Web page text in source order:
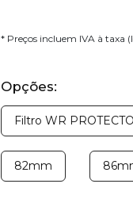
* Preços incluem IVA à taxa
Opções:
Filtro WR
82mm